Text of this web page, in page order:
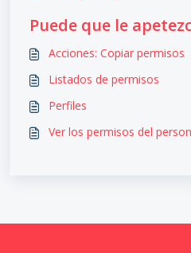
Puede que le
Acciones: Copiar permisos
Listados de permisos
Perfiles
Ver los permisos del